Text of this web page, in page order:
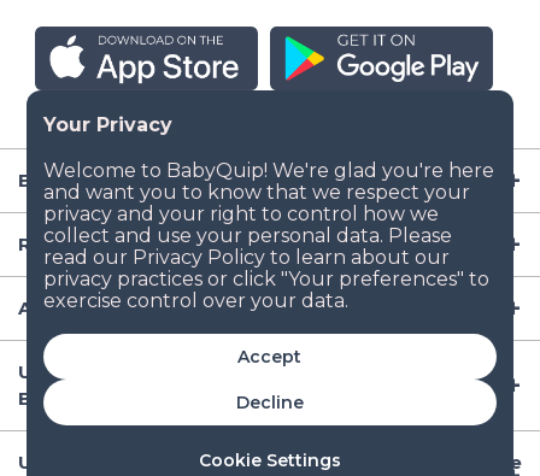
Cookie Settings
Accept
Decline
Empresa
Recursos
Artículos para Bebé
Ubicaciones Populares de Renta de Artículos para
Bebé en EE.UU
Ubicaciones Internacionales Populares de Renta de